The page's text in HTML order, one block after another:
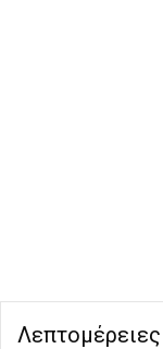
Λεπτομέρειες